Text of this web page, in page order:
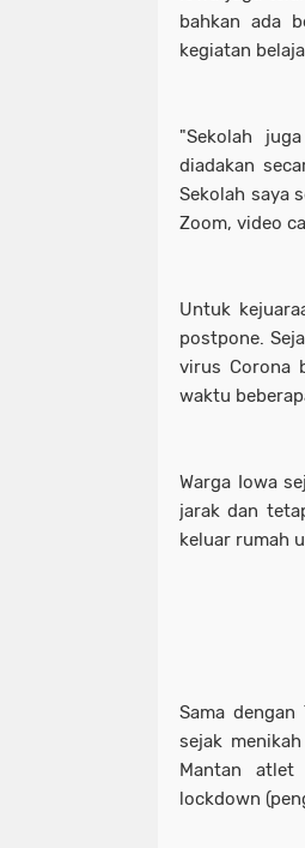
bahkan ada
kegiatan
"Sekolah
diadakan
Sekolah saya
Zoom, video
Untuk
postpone.
virus Corona
waktu
Warga Iowa
jarak dan
keluar rumah
Sama
sejak
Mantan atlet
lockdown